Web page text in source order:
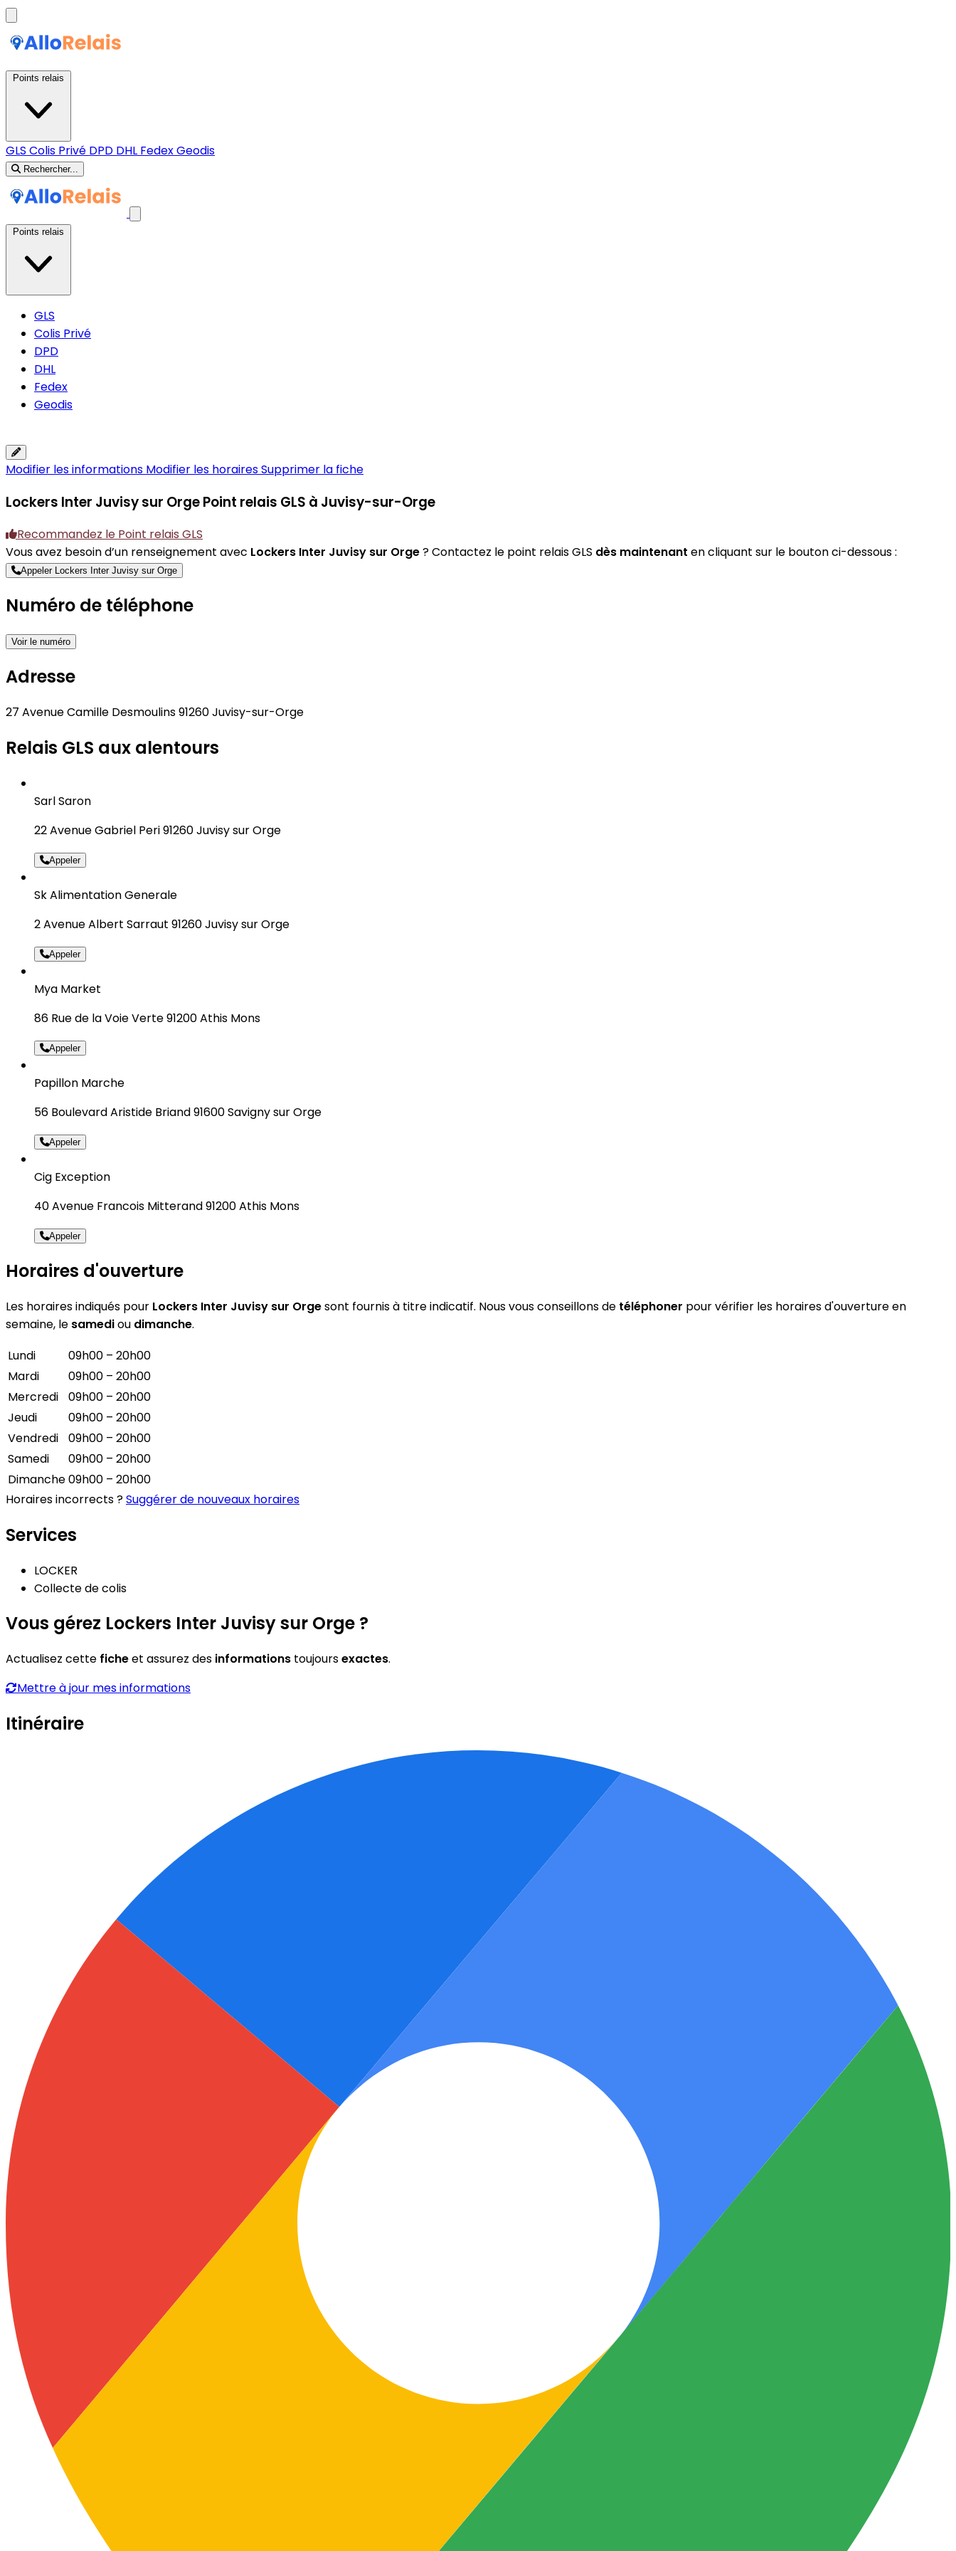
GLS Colis Privé DPD DHL FedexGeodis
Rechercher...
GLS
Colis Privé
DPD
DHL
Fedex
Geodis
Modifier les informations Modifier les horairesSupprimer la fiche
Lockers Inter Juvisy sur OrgePoint relais GLS à Juvisy-sur-Orge
Recommandez le Point relais GLS
Vous avez besoin d’un renseignement avec Lockers Inter Juvisy sur Orge? Contactez le point relais GLS dès maintenant en cliquant sur le bouton ci-dessous :
Appeler Lockers Inter Juvisy sur Orge
Numéro de téléphone
Voir le numéro
Adresse
27 Avenue Camille Desmoulins 91260 Juvisy-sur-Orge
Relais GLS aux alentours
Sarl Saron
22 Avenue Gabriel Peri 91260 Juvisy sur Orge
Appeler
Sk Alimentation Generale
2 Avenue Albert Sarraut 91260 Juvisy sur Orge
Appeler
Mya Market
86 Rue de la Voie Verte 91200 Athis Mons
Appeler
Papillon Marche
56 Boulevard Aristide Briand 91600 Savigny sur Orge
Appeler
Cig Exception
40 Avenue Francois Mitterand 91200 Athis Mons
Appeler
Horaires d'ouverture
Les horaires indiqués pour Lockers Inter Juvisy sur Orgesont fournis à titre indicatif. Nous vous conseillons de téléphoner pour vérifier les horaires d'ouverture en
semaine, le samediou dimanche.
Lundi
09h00 – 20h00
Mardi
09h00 – 20h00
Mercredi
09h00 – 20h00
Jeudi
09h00 – 20h00
Vendredi
09h00 – 20h00
Samedi
09h00 – 20h00
Dimanche09h00 – 20h00
Horaires incorrects ?Suggérer de nouveaux horaires
Services
LOCKER
Collecte de colis
Vous gérez Lockers Inter Juvisy sur Orge ?
Actualisez cette ficheet assurez des informations toujoursexactes.
Mettre à jour mes informations
Itinéraire